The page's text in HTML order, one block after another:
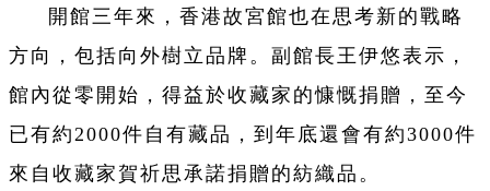
開館三年來，香港故宮館也在思考新的戰略
方向，包括向外樹立品牌。副館長王伊悠表示，
館內從零開始，得益於收藏家的慷慨捐贈，至今
已有約2000件自有藏品，到年底還會有約3000件
來自收藏家賀祈思承諾捐贈的紡織品。